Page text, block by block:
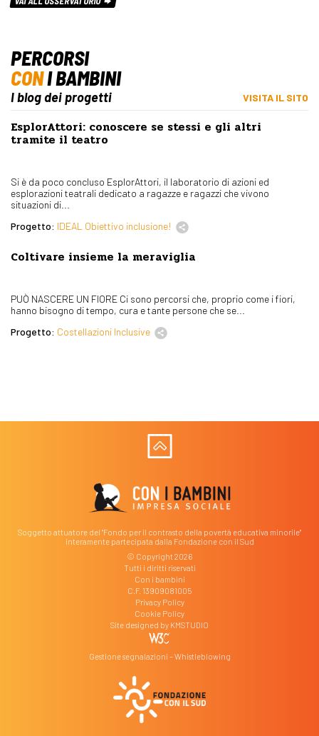
PERCORSI
CONI BAMBINI
I blog dei progetti VISITA IL SITO
EsplorAttori: conoscere se stessi e gli altri
tramite il teatro
Si è da poco concluso EsplorAttori, il laboratorio di azioni ed
esplorazioni teatrali dedicato a ragazze e ragazzi che vivono
situazioni di...
Progetto: IDEAL Obiettivo inclusione!
Coltivare insieme la meraviglia
PUÒ NASCERE UN FIORE Ci sono percorsi che, proprio come i fiori,
hanno bisogno di tempo, cura e tante persone che se...
Progetto: Costellazioni Inclusive
Soggetto attuatore del "Fondo per il contrasto della povertà educativa minorile"
interamente partecipata dalla Fondazione con il Sud
© Copyright 2026
Tutti i diritti riservati
Con i bambini
C.F. 13909081005
Privacy Policy
Cookie Policy
Site designed by KMSTUDIO
Gestione segnalazioni – Whistleblowing